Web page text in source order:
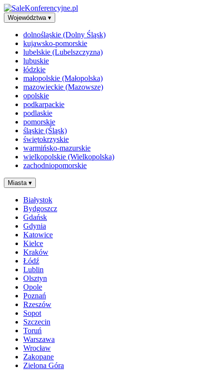
Województwa ▾
dolnośląskie (Dolny Śląsk)
kujawsko-pomorskie
lubelskie (Lubelszczyzna)
lubuskie
łódzkie
małopolskie (Małopolska)
mazowieckie (Mazowsze)
opolskie
podkarpackie
podlaskie
pomorskie
śląskie (Śląsk)
świętokrzyskie
warmińsko-mazurskie
wielkopolskie (Wielkopolska)
zachodniopomorskie
Miasta ▾
Białystok
Bydgoszcz
Gdańsk
Gdynia
Katowice
Kielce
Kraków
Łódź
Lublin
Olsztyn
Opole
Poznań
Rzeszów
Sopot
Szczecin
Toruń
Warszawa
Wrocław
Zakopane
Zielona Góra